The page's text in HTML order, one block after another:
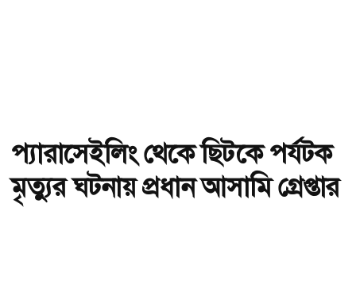
প্যারাসেইলিং থেকে ছিটকে পর্যটক
মৃত্যুর ঘটনায় প্রধান আসামি গ্রেপ্তার